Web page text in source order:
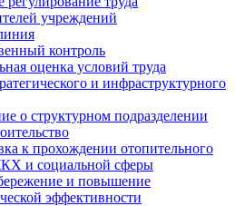
учреждений
контроль
оценка условий труда
и инфраструктурного
о структурном подразделении
к прохождении отопительного
и социальной сферы
и повышение
эффективности